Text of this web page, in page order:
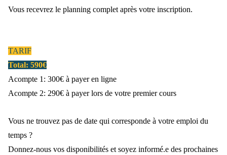
Vous recevrez le planning complet après votre inscription.
TARIF
Total: 590€
Acompte 1: 300€ à payer en ligne
Acompte 2: 290€ à payer lors de votre premier cours
Vous ne trouvez pas de date qui corresponde à votre emploi du
temps ?
Donnez-nous vos disponibilités et soyez informé.e des prochaines